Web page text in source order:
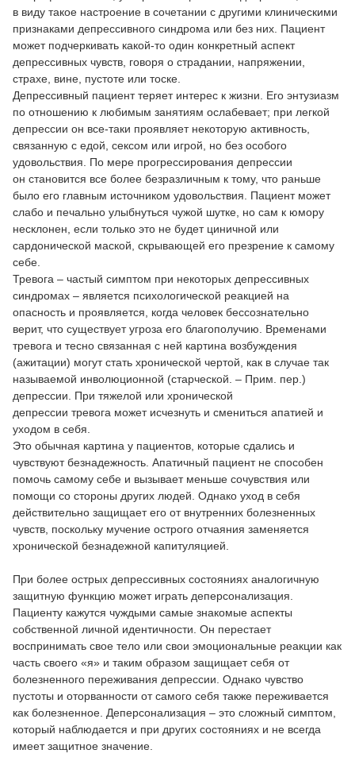
в виду такое настроение в сочетании с другими клиническими
признаками депрессивного синдрома или без них. Пациент
может подчеркивать какой-то один конкретный аспект
депрессивных чувств, говоря о страдании, напряжении,
страхе, вине, пустоте или тоске.
Депрессивный пациент теряет интерес к жизни. Его энтузиазм
по отношению к любимым занятиям ослабевает; при легкой
депрессии он все-таки проявляет некоторую активность,
связанную с едой, сексом или игрой, но без особого
удовольствия. По мере прогрессирования депрессии
он становится все более безразличным к тому, что раньше
было его главным источником удовольствия. Пациент может
слабо и печально улыбнуться чужой шутке, но сам к юмору
несклонен, если только это не будет циничной или
сардонической маской, скрывающей его презрение к самому
себе.
Тревога – частый симптом при некоторых депрессивных
синдромах – является психологической реакцией на
опасность и проявляется, когда человек бессознательно
верит, что существует угроза его благополучию. Временами
тревога и тесно связанная с ней картина возбуждения
(ажитации) могут стать хронической чертой, как в случае так
называемой инволюционной (старческой. – Прим. пер.)
депрессии. При тяжелой или хронической
депрессии тревога может исчезнуть и смениться апатией и
уходом в себя.
Это обычная картина у пациентов, которые сдались и
чувствуют безнадежность. Апатичный пациент не способен
помочь самому себе и вызывает меньше сочувствия или
помощи со стороны других людей. Однако уход в себя
действительно защищает его от внутренних болезненных
чувств, поскольку мучение острого отчаяния заменяется
хронической безнадежной капитуляцией.
При более острых депрессивных состояниях аналогичную
защитную функцию может играть деперсонализация.
Пациенту кажутся чуждыми самые знакомые аспекты
собственной личной идентичности. Он перестает
воспринимать свое тело или свои эмоциональные реакции как
часть своего «я» и таким образом защищает себя от
болезненного переживания депрессии. Однако чувство
пустоты и оторванности от самого себя также переживается
как болезненное. Деперсонализация – это сложный симптом,
который наблюдается и при других состояниях и не всегда
имеет защитное значение.